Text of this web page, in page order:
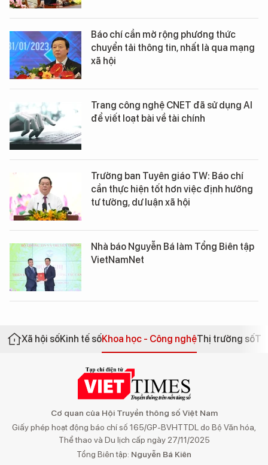
Báo chí cần mở rộng phương thức
chuyển tải thông tin, nhất là qua mạng
xã hội
Trang công nghệ CNET đã sử dụng AI
để viết loạt bài về tài chính
Trưởng ban Tuyên giáo TW: Báo chí
cần thực hiện tốt hơn việc định hướng
tư tưởng, dư luận xã hội
Nhà báo Nguyễn Bá làm Tổng Biên tập
VietNamNet
Xã hội sốKinh tế sốKhoa học - Công nghệThị trường số
Cơ quan của Hội Truyền thông số Việt Nam
Giấy phép hoạt động báo chí số 165/GP-BVHTTDL do Bộ Văn hóa,
Thể thao và Du lịch cấp ngày 27/11/2025
Tổng Biên tập: Nguyễn Bá Kiên